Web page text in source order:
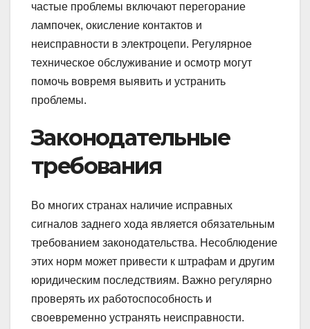
частые проблемы включают перегорание
лампочек, окисление контактов и
неисправности в электроцепи. Регулярное
техническое обслуживание и осмотр могут
помочь вовремя выявить и устранить
проблемы.
Законодательные
требования
Во многих странах наличие исправных
сигналов заднего хода является обязательным
требованием законодательства. Несоблюдение
этих норм может привести к штрафам и другим
юридическим последствиям. Важно регулярно
проверять их работоспособность и
своевременно устранять неисправности.